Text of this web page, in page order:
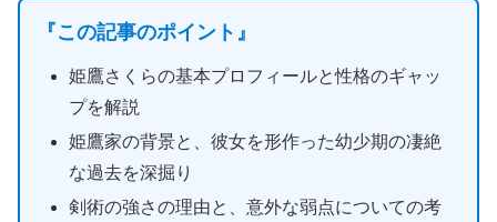
『この記事のポイント』
姫鷹さくらの基本プロフィールと性格のギャッ
プを解説
姫鷹家の背景と、彼女を形作った幼少期の凄絶
な過去を深掘り
剣術の強さの理由と、意外な弱点についての考